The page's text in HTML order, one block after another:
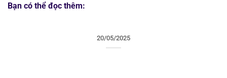
Bạn có thể đọc thêm:
20/05/2025